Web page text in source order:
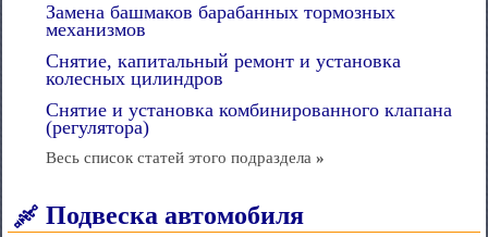
Замена башмаков барабанных тормозных
механизмов
Снятие, капитальный ремонт и установка
колесных цилиндров
Снятие и установка комбинированного клапана
(регулятора)
Весь список статей этого подраздела »
Подвеска автомобиля